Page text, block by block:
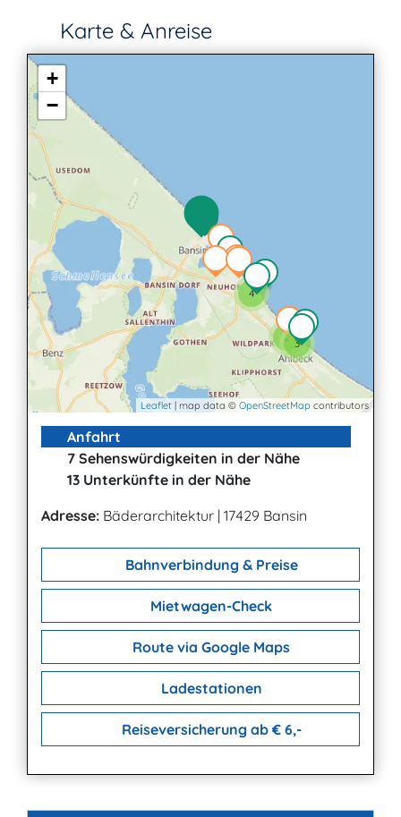
Karte & Anreise
2 3
4
+
−
Leaflet | map data © OpenStreetMap contributors
Anfahrt
7 Sehenswürdigkeiten in der Nähe
13 Unterkünfte in der Nähe
Adresse: Bäderarchitektur | 17429 Bansin
Bahnverbindung & Preise
Mietwagen-Check
Route via Google Maps
Ladestationen
Reiseversicherung ab € 6,-